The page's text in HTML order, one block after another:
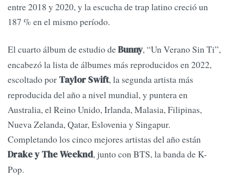
entre 2018 y 2020, y la escucha de trap latino creció un
187 % en el mismo período.
El cuarto álbum de estudio deBunny, “Un Verano Sin Ti”,
encabezó la lista de álbumes más reproducidos en 2022,
escoltado por Taylor Swift, la segunda artista más
reproducida del año a nivel mundial, y puntera en
Australia, el Reino Unido, Irlanda, Malasia, Filipinas,
Nueva Zelanda, Qatar, Eslovenia y Singapur.
Completando los cinco mejores artistas del año están
Drake y The Weeknd, junto con BTS, la banda de K-
Pop.